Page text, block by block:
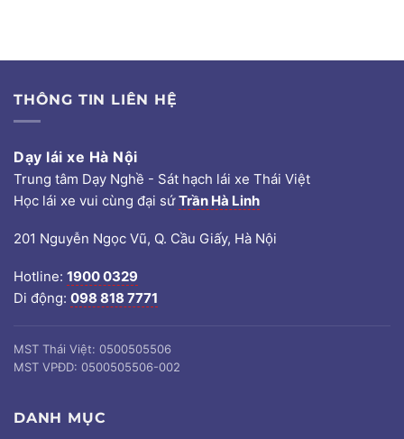
THÔNG TIN LIÊN HỆ
Dạy lái xe Hà Nội
Trung tâm Dạy Nghề - Sát hạch lái xe Thái Việt
Học lái xe vui cùng đại sứTrần Hà Linh
201 Nguyễn Ngọc Vũ, Q. Cầu Giấy, Hà Nội
Hotline: 1900 0329
Di động: 098 818 7771
MST Thái Việt: 0500505506
MST VPĐD: 0500505506-002
DANH MỤC